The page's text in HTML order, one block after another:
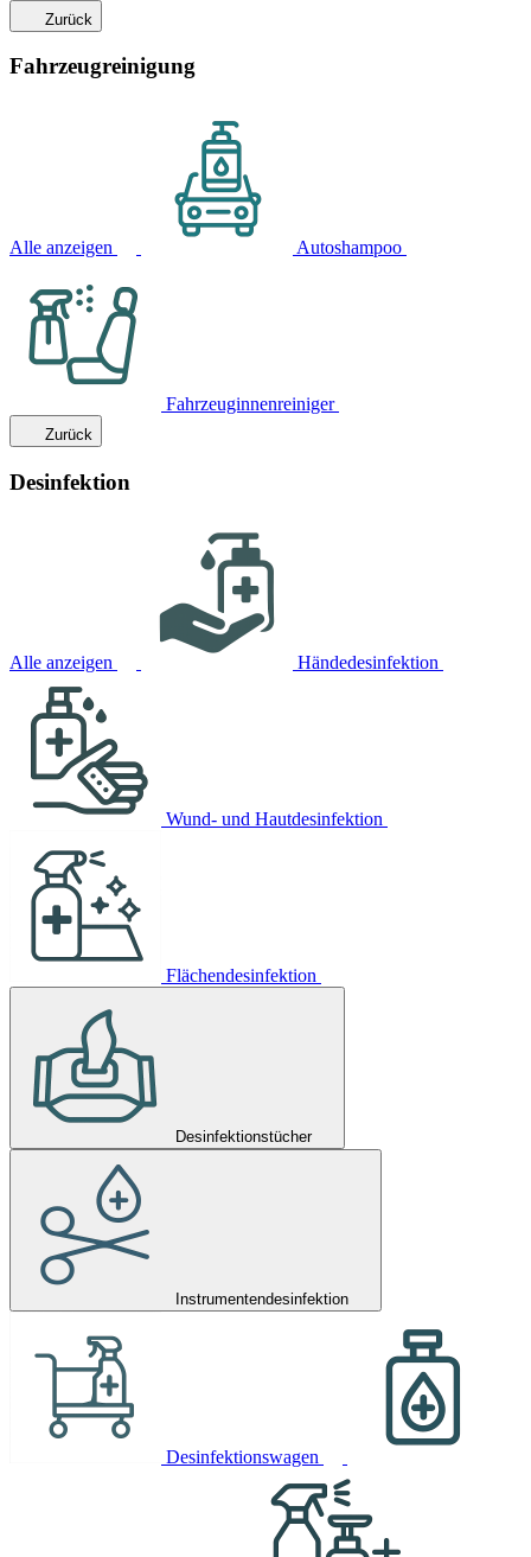
Zurück
Fahrzeugreinigung
Alle anzeigen Autoshampoo
Fahrzeuginnenreiniger
Zurück
Desinfektion
Alle anzeigen Händedesinfektion
Wund- und Hautdesinfektion
Flächendesinfektion
Desinfektionstücher
Instrumentendesinfektion
Desinfektionswagen